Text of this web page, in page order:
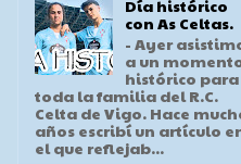
Día histórico
con As Celtas.
- Ayer
a un
histórico para
toda la familia del R.C.
Celta de Vigo. Hace
años escribí un artículo
el que reflejab...